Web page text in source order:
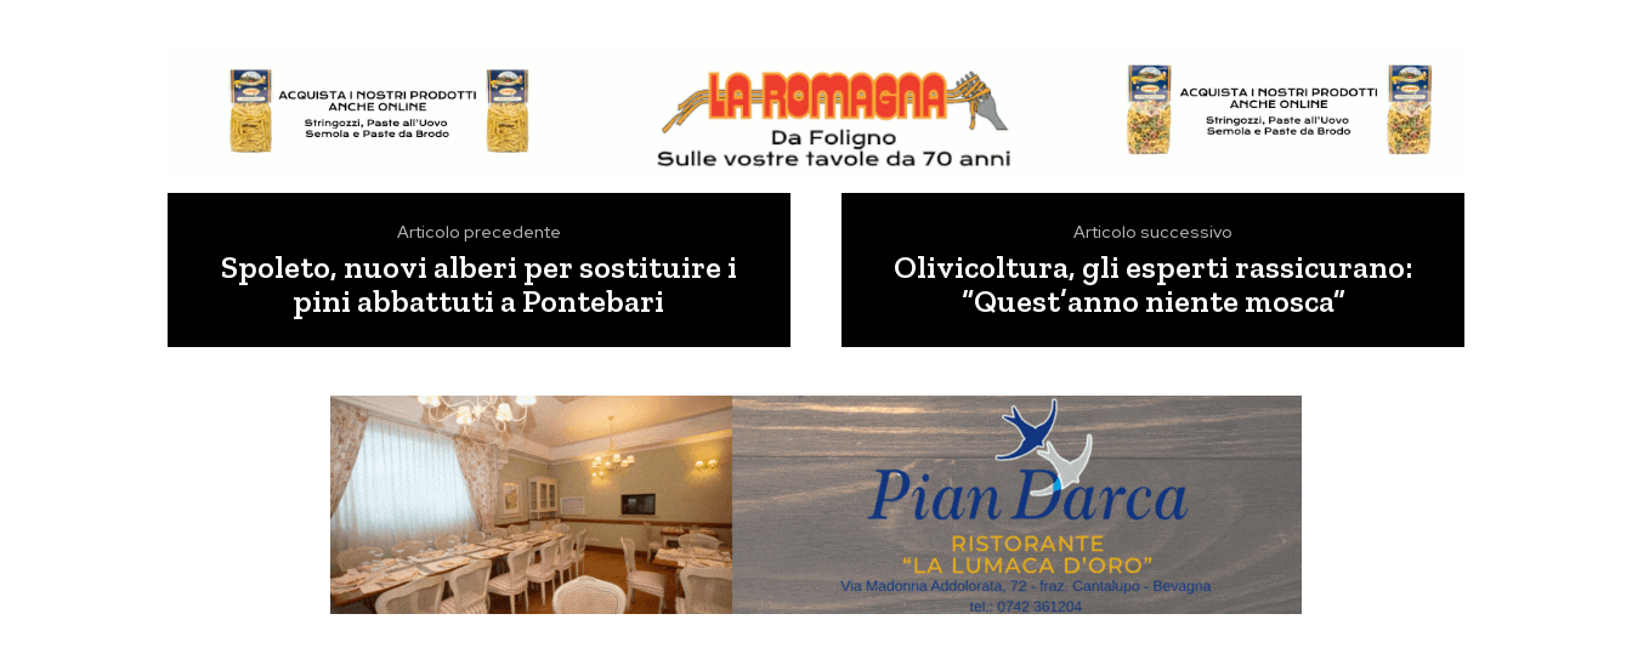
Articolo precedente
Spoleto, nuovi alberi per sostituire i
pini abbattuti a Pontebari
Articolo successivo
Olivicoltura, gli esperti rassicurano:
“Quest’anno niente mosca”